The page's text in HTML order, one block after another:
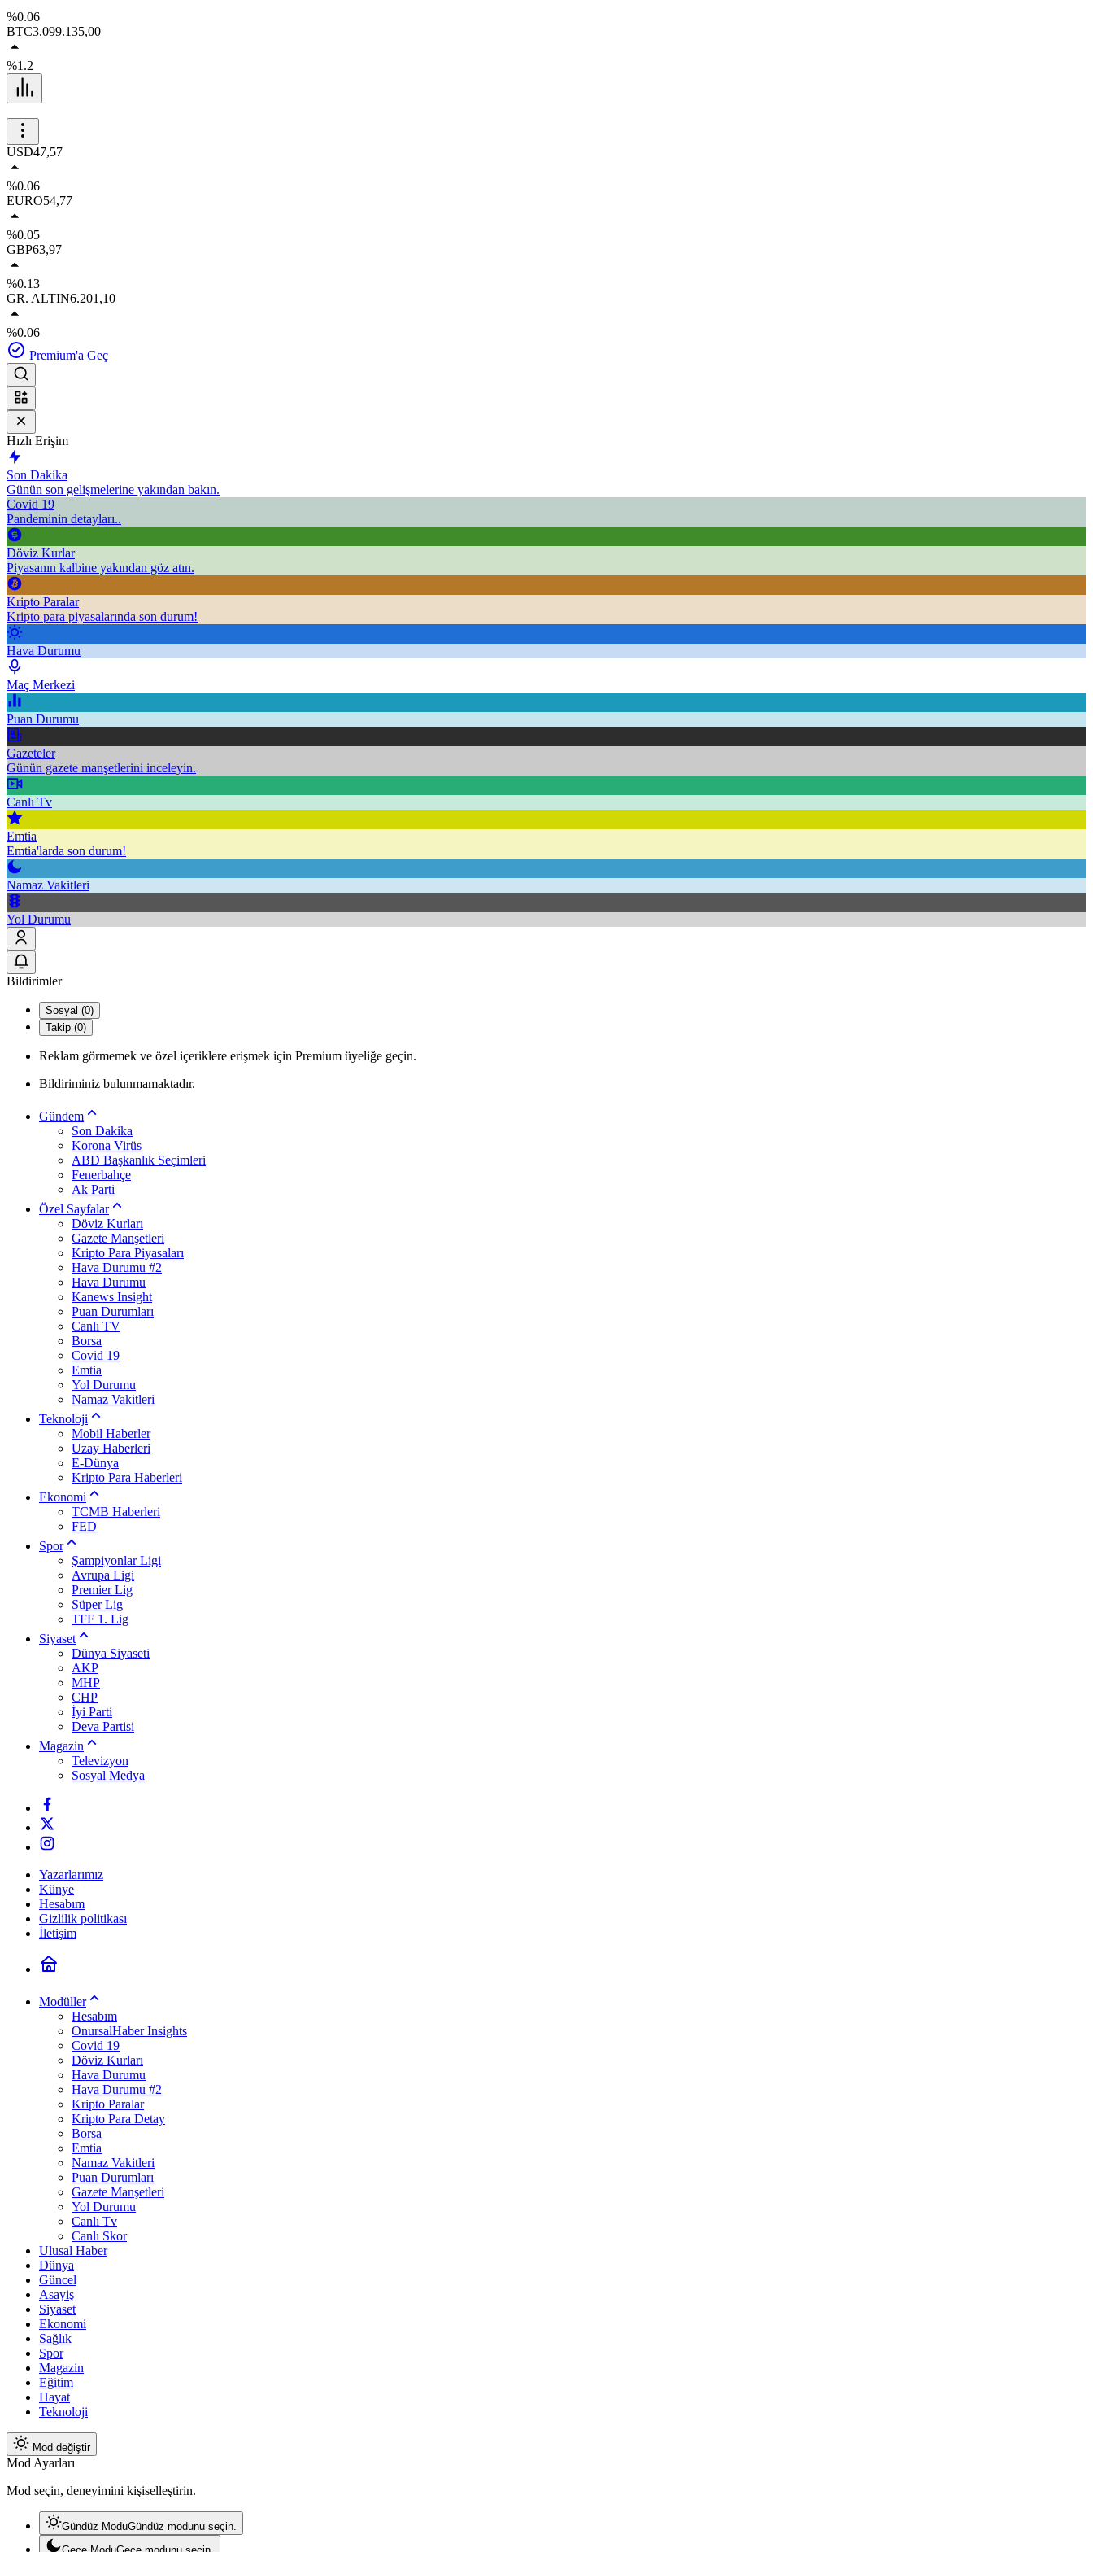
%0.06
BTC3.099.135,00
%1.2
USD47,57
%0.06
EURO54,77
%0.05
GBP63,97
%0.13
GR. ALTIN6.201,10
%0.06
Premium'a Geç
Hızlı Erişim
Son Dakika
Günün son gelişmelerine yakından bakın.
Covid 19
Pandeminin detayları..
Döviz Kurlar
Piyasanın kalbine yakından göz atın.
Kripto Paralar
Kripto para piyasalarında son durum!
Hava Durumu
Maç Merkezi
Puan Durumu
Gazeteler
Günün gazete manşetlerini inceleyin.
Canlı Tv
Emtia
Emtia'larda son durum!
Namaz Vakitleri
Yol Durumu
Bildirimler
Sosyal (0)
Takip (0)
Reklam görmemek ve özel içeriklere erişmek için Premium üyeliğe geçin.
Bildiriminiz bulunmamaktadır.
Gündem
Son Dakika
Korona Virüs
ABD Başkanlık Seçimleri
Fenerbahçe
Ak Parti
Özel Sayfalar
Döviz Kurları
Gazete Manşetleri
Kripto Para Piyasaları
Hava Durumu #2
Hava Durumu
Kanews Insight
Puan Durumları
Canlı TV
Borsa
Covid 19
Emtia
Yol Durumu
Namaz Vakitleri
Teknoloji
Mobil Haberler
Uzay Haberleri
E-Dünya
Kripto Para Haberleri
Ekonomi
TCMB Haberleri
FED
Spor
Şampiyonlar Ligi
Avrupa Ligi
Premier Lig
Süper Lig
TFF 1. Lig
Siyaset
Dünya Siyaseti
AKP
MHP
CHP
İyi Parti
Deva Partisi
Magazin
Televizyon
Sosyal Medya
Yazarlarımız
Künye
Hesabım
Gizlilik politikası
İletişim
Modüller
Hesabım
OnursalHaber Insights
Covid 19
Döviz Kurları
Hava Durumu
Hava Durumu #2
Kripto Paralar
Kripto Para Detay
Borsa
Emtia
Namaz Vakitleri
Puan Durumları
Gazete Manşetleri
Yol Durumu
Canlı Tv
Canlı Skor
Ulusal Haber
Dünya
Güncel
Asayiş
Siyaset
Ekonomi
Sağlık
Spor
Magazin
Eğitim
Hayat
Teknoloji
Mod değiştir
Mod Ayarları
Mod seçin, deneyimini kişiselleştirin.
Gündüz ModuGündüz modunu seçin.